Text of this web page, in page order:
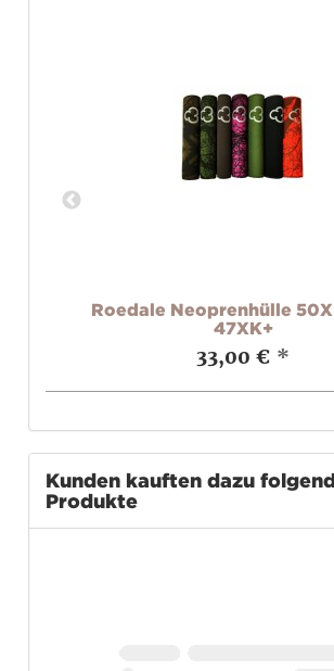
Roedale Neoprenhülle
47XK+
33,00 € *
Kunden kauften dazu
Produkte